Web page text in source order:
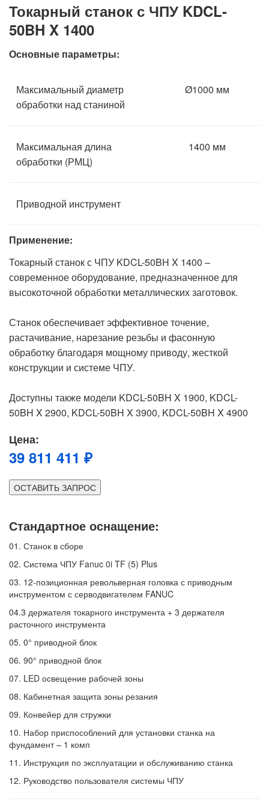
Токарный станок с ЧПУ KDCL-
50BH X 1400
Основные параметры:
Максимальный диаметр
обработки над станиной
Ø1000 мм
Максимальная длина
обработки (РМЦ)
1400 мм
Приводной инструмент
Применение:
Токарный станок с ЧПУ KDCL-50BH X 1400 –
современное оборудование, предназначенное для
высокоточной обработки металлических заготовок.
Станок обеспечивает эффективное точение,
растачивание, нарезание резьбы и фасонную
обработку благодаря мощному приводу, жесткой
конструкции и системе ЧПУ.
Доступны также модели KDCL-50BH X 1900, KDCL-
50BH X 2900, KDCL-50BH X 3900, KDCL-50BH X 4900
Цена:
39 811 411 ₽
ОСТАВИТЬ ЗАПРОС
Стандартное оснащение:
01. Станок в сборе
02. Система ЧПУ Fanuc 0i TF (5) Plus
03. 12-позиционная револьверная головка с приводным
инструментом с серводвигателем FANUC
04.3 держателя токарного инструмента + 3 держателя
расточного инструмента
05. 0° приводной блок
06. 90° приводной блок
07. LED освещение рабочей зоны
08. Кабинетная защита зоны резания
09. Конвейер для стружки
10. Набор приспособлений для установки станка на
фундамент – 1 комп
11. Инструкция по эксплуатации и обслуживанию станка
12. Руководство пользователя системы ЧПУ